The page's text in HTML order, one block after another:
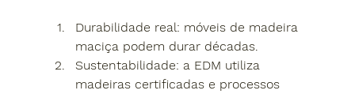
Durabilidade real: móveis de madeira
maciça podem durar décadas.
Sustentabilidade: a EDM utiliza
madeiras certificadas e processos